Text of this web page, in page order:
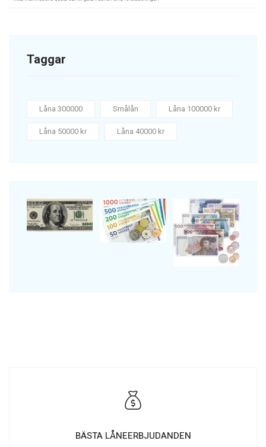
Taggar
Låna 300000 Smålån Låna 100000 kr
Låna 50000 kr Låna 40000 kr
BÄSTA LÅNEERBJUDANDEN